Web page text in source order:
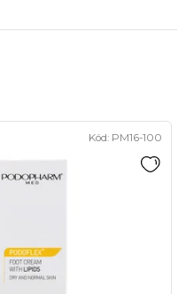
Kód: PM16-100